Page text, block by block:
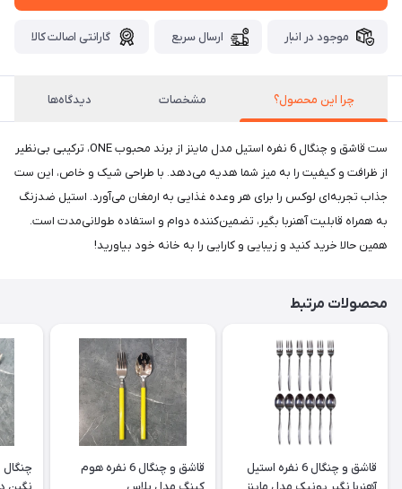
موجود در انبار ارسال سریع گارانتی اصالت کالا
چرا این محصول؟ مشخصات دیدگاه‌ها
ست قاشق و چنگال 6 نفره استیل مدل ماینز از برند محبوب ONE، ترکیبی بی‌نظیر
از ظرافت و کیفیت را به میز شما هدیه می‌دهد. با طراحی شیک و خاص، این ست
جذاب تجربه‌ای لوکس را برای هر وعده غذایی به ارمغان می‌آورد. استیل ضدزنگ
به همراه قابلیت آهنربا بگیر، تضمین‌کننده دوام و استفاده طولانی‌مدت است.
همین حالا خرید کنید و زیبایی و کارایی را به خانه خود بیاورید!
محصولات مرتبط
قاشق و چنگال 6 نفره استیل
قاشق و چنگال 6 نفره هوم